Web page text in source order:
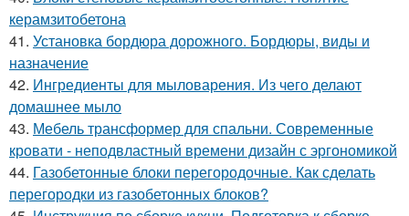
керамзитобетона
41. Установка бордюра дорожного. Бордюры, виды и
назначение
42. Ингредиенты для мыловарения. Из чего делают
домашнее мыло
43. Мебель трансформер для спальни. Современные
кровати - неподвластный времени дизайн с эргономикой
44. Газобетонные блоки перегородочные. Как сделать
перегородки из газобетонных блоков?